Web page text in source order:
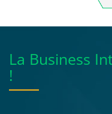
La Business
!